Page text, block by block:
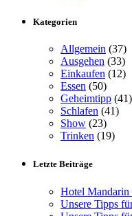
Kategorien
Allgemein (37)
Ausgehen (33)
Einkaufen (12)
Essen (50)
Geheimtipp (41)
Schlafen (41)
Show (23)
Trinken (19)
Letzte Beiträge
Hotel Mandarin
Unsere Tipps